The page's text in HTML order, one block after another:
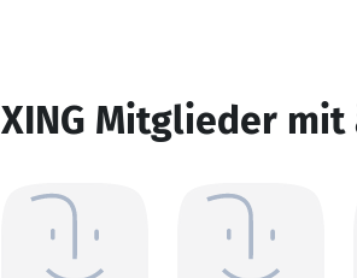
XING Mitglieder